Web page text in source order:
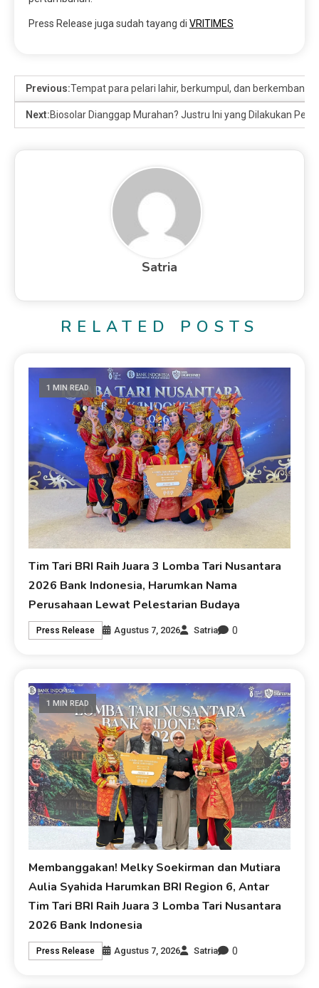
Press Release juga sudah tayang di VRITIMES
Previous:Tempat para pelari lahir, berkumpul, dan berkembang.
Next:Biosolar Dianggap Murahan? Justru Ini yang Dilakukan
Satria
RELATED POSTS
1 MIN READ
Tim Tari BRI Raih Juara 3 Lomba Tari Nusantara
2026 Bank Indonesia, Harumkan Nama
Perusahaan Lewat Pelestarian Budaya
Press Release Agustus 7, 2026 Satria 0
1 MIN READ
Membanggakan! Melky Soekirman dan Mutiara
Aulia Syahida Harumkan BRI Region 6, Antar
Tim Tari BRI Raih Juara 3 Lomba Tari Nusantara
2026 Bank Indonesia
Press Release Agustus 7, 2026 Satria 0